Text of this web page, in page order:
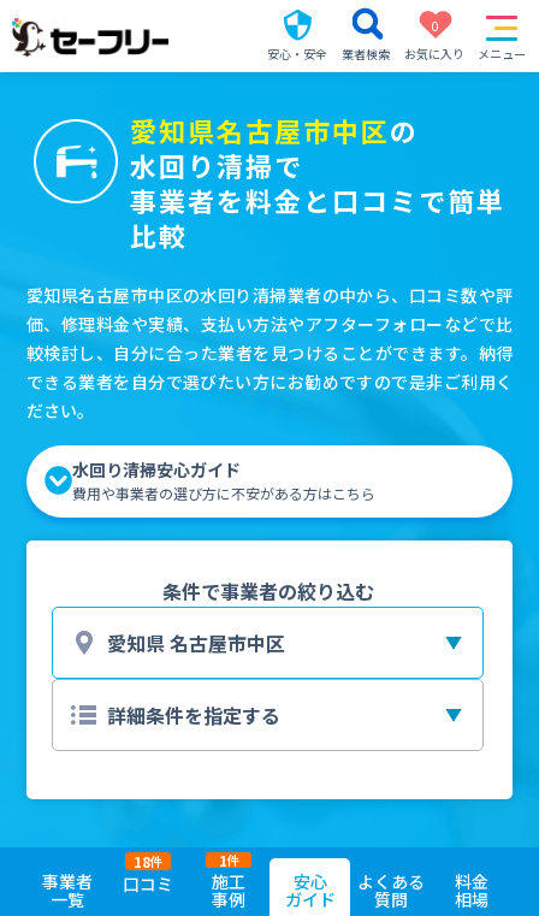
安心・安全 業者検索
0
お気に入り
メニュー
愛知県名古屋市中区の
水回り清掃で
事業者を料金と口コミで簡単
比較
愛知県名古屋市中区の水回り清掃業者の中から、口コミ数や評
価、修理料金や実績、支払い方法やアフターフォローなどで比
較検討し、自分に合った業者を見つけることができます。納得
できる業者を自分で選びたい方にお勧めですので是非ご利用く
ださい。
水回り清掃安心ガイド
費用や事業者の選び方に不安がある方はこちら
条件で事業者の絞り込む
事業者
一覧
口コミ
18件
施工
事例
1件
安心
ガイド
よくある
質問
料金
相場